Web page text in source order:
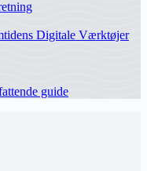
Digitale Værktøjer
guide